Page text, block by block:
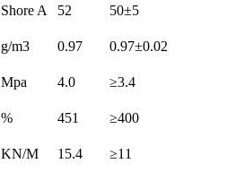
Shore A 52 50±5
g/m3 0.97 0.97±0.02
Mpa 4.0 ≥3.4
% 451 ≥400
KN/M 15.4 ≥11